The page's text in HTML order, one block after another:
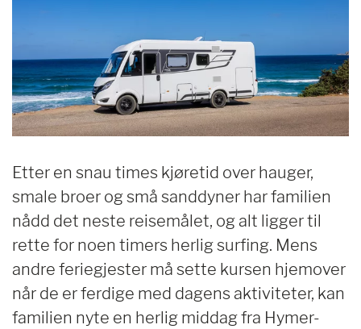
Etter en snau times kjøretid over hauger,
smale broer og små sanddyner har familien
nådd det neste reisemålet, og alt ligger til
rette for noen timers herlig surfing. Mens
andre feriegjester må sette kursen hjemover
når de er ferdige med dagens aktiviteter, kan
familien nyte en herlig middag fra Hymer-